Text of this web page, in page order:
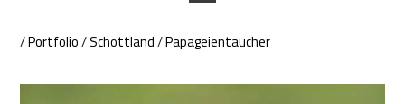
Fototouren
/Portfolio/Schottland/Papageientaucher